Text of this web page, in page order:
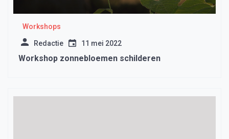
Workshops
Redactie 11 mei 2022
Workshop zonnebloemen schilderen